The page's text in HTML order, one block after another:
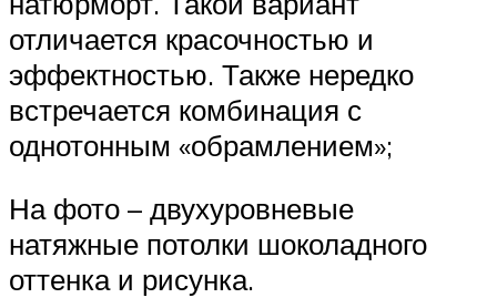
отличается красочностью и
эффектностью. Также нередко
встречается комбинация с
однотонным «обрамлением»;
На фото – двухуровневые
натяжные потолки шоколадного
оттенка и рисунка.